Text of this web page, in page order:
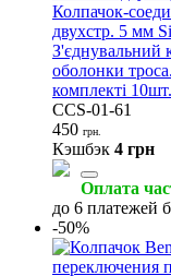
Колпачок-
двухстр. 5 мм
З'єднувальний
оболонки
комплекті
CCS-01-61
450 грн.
Кэшбэк 4 грн
Оплата
до 6 платежей
-50%